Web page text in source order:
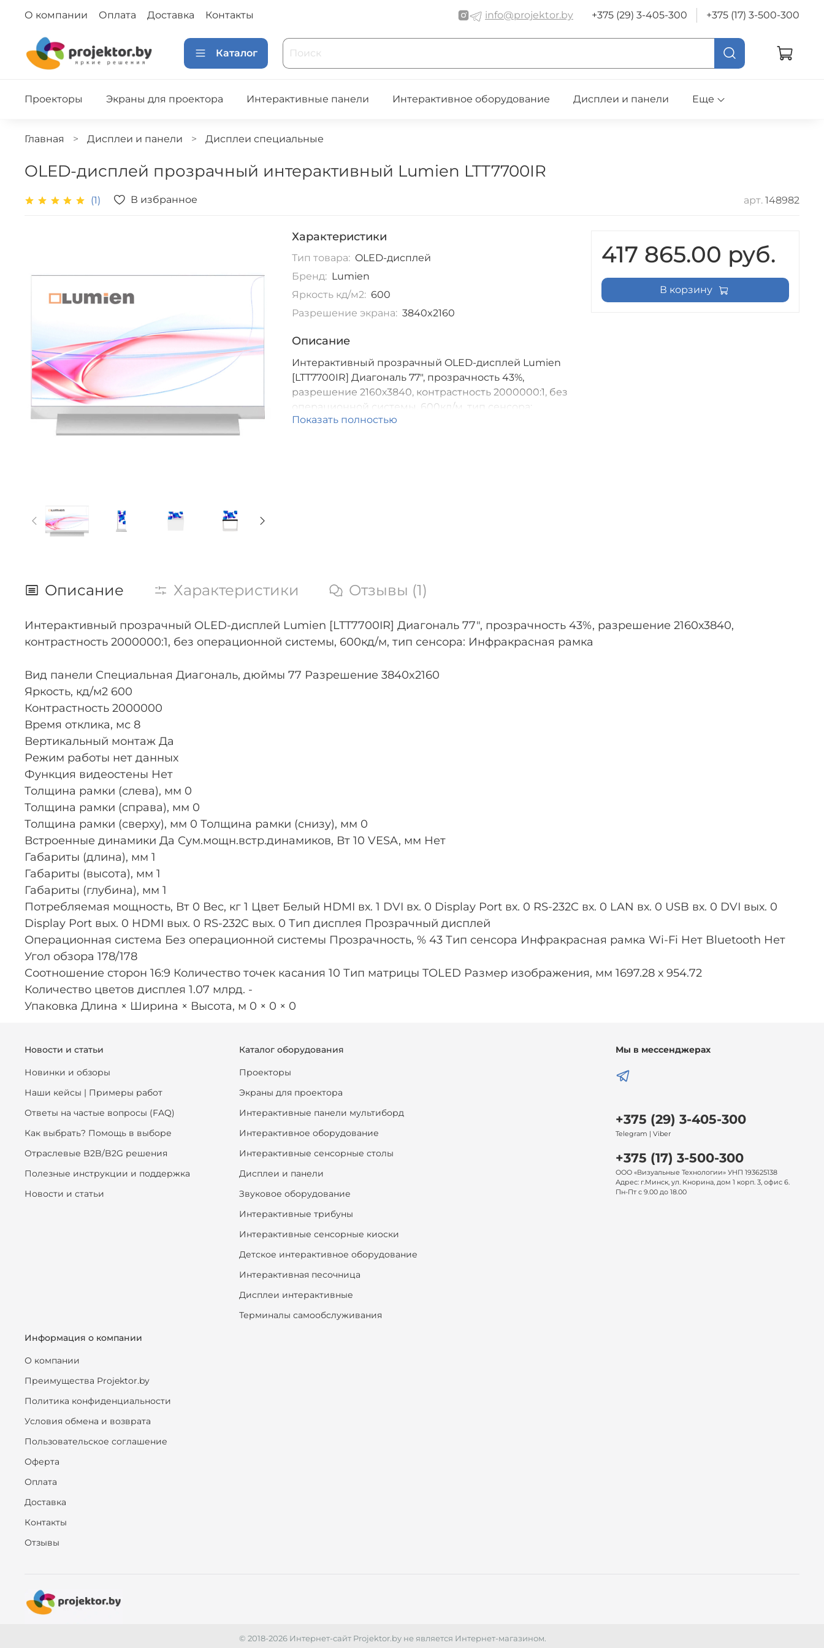
О компании Оплата Доставка Контакты info@projektor.by +375 (29) 3-405-300 +375 (17) 3-500-300
Каталог
Проекторы Экраны для проектора Интерактивные панели Интерактивное оборудование Дисплеи и панели Еще
Главная Дисплеи и панели Дисплеи специальные
OLED-дисплей прозрачный интерактивный Lumien LTT7700IR
(1) В избранное арт. 148982
Характеристики
Тип товара: OLED-дисплей
Бренд: Lumien
Яркость кд/м2: 600
Разрешение экрана: 3840x2160
Описание
Интерактивный прозрачный OLED-дисплей Lumien
[LTT7700IR] Диагональ 77", прозрачность 43%,
разрешение 2160х3840, контрастность 2000000:1, без
операционной системы, 600кд/м, тип сенсора:
Инфракрасная рамка
Показать полностью
417 865.00 руб.
В корзину
Описание Характеристики Отзывы (1)
Интерактивный прозрачный OLED-дисплей Lumien [LTT7700IR] Диагональ 77", прозрачность 43%, разрешение 2160х3840,
контрастность 2000000:1, без операционной системы, 600кд/м, тип сенсора: Инфракрасная рамка
Вид панели Специальная Диагональ, дюймы 77 Разрешение 3840x2160
Яркость, кд/м2 600
Контрастность 2000000
Время отклика, мс 8
Вертикальный монтаж Да
Режим работы нет данных
Функция видеостены Нет
Толщина рамки (слева), мм 0
Толщина рамки (справа), мм 0
Толщина рамки (сверху), мм 0 Толщина рамки (снизу), мм 0
Встроенные динамики Да Сум.мощн.встр.динамиков, Вт 10 VESA, мм Нет
Габариты (длина), мм 1
Габариты (высота), мм 1
Габариты (глубина), мм 1
Потребляемая мощность, Вт 0 Вес, кг 1 Цвет Белый HDMI вх. 1 DVI вх. 0 Display Port вх. 0 RS-232C вх. 0 LAN вх. 0 USB вх. 0 DVI вых. 0
Display Port вых. 0 HDMI вых. 0 RS-232C вых. 0 Тип дисплея Прозрачный дисплей
Операционная система Без операционной системы Прозрачность, % 43 Тип сенсора Инфракрасная рамка Wi-Fi Нет Bluetooth Нет
Угол обзора 178/178
Соотношение сторон 16:9 Количество точек касания 10 Тип матрицы TOLED Размер изображения, мм 1697.28 х 954.72
Количество цветов дисплея 1.07 млрд. -
Упаковка Длина × Ширина × Высота, м 0 × 0 × 0
Новости и статьи
Новинки и обзоры
Наши кейсы | Примеры работ
Ответы на частые вопросы (FAQ)
Как выбрать? Помощь в выборе
Отраслевые B2B/B2G решения
Полезные инструкции и поддержка
Новости и статьи
Каталог оборудования
Проекторы
Экраны для проектора
Интерактивные панели мультиборд
Интерактивное оборудование
Интерактивные сенсорные столы
Дисплеи и панели
Звуковое оборудование
Интерактивные трибуны
Интерактивные сенсорные киоски
Детское интерактивное оборудование
Интерактивная песочница
Дисплеи интерактивные
Терминалы самообслуживания
Информация о компании
О компании
Преимущества Projektor.by
Политика конфиденциальности
Условия обмена и возврата
Пользовательское соглашение
Оферта
Оплата
Доставка
Контакты
Отзывы
Мы в мессенджерах
+375 (29) 3-405-300
Telegram | Viber
+375 (17) 3-500-300
ООО «Визуальные Технологии» УНП 193625138
Адрес: г.Минск, ул. Кнорина, дом 1 корп. 3, офис 6.
Пн-Пт с 9.00 до 18.00
© 2018-2026 Интернет-сайт Projektor.by не является Интернет-магазином.